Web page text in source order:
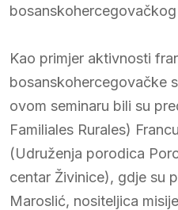
Kao primjer aktivnosti
bosanskohercegovačke
ovom seminaru bili su
Familiales Rurales)
(Udruženja porodica
centar Živinice), gdje su
Maroslić, nositeljica